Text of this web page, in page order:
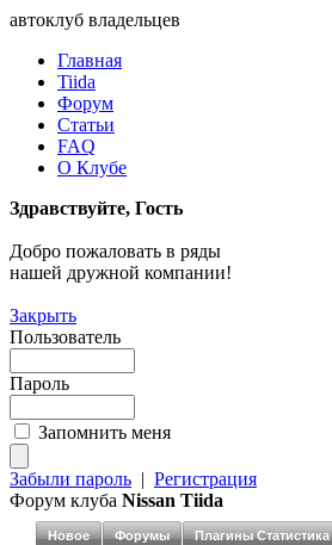
автоклуб владельцев
Главная
Tiida
Форум
Статьи
FAQ
О Клубе
Здравствуйте, Гость
Добро пожаловать в ряды
нашей дружной компании!
Закрыть
Пользователь
Пароль
Запомнить меня
Забыли пароль | Регистрация
Форум клуба Nissan Tiida
Новое Форумы Плагины Статистика